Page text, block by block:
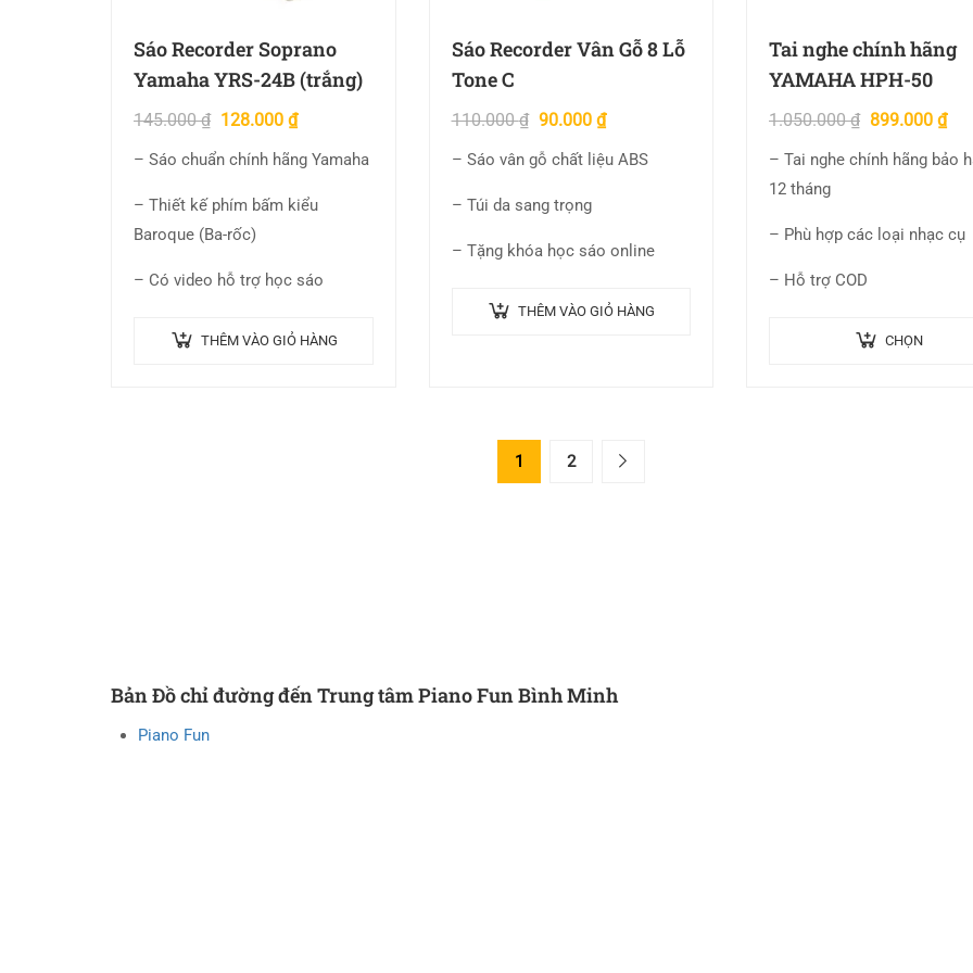
Sáo Recorder Soprano
Yamaha YRS-24B (trắng)
145.000₫ 128.000 ₫
– Sáo chuẩn chính hãng Yamaha
– Thiết kế phím bấm kiểu
Baroque (Ba-rốc)
– Có video hỗ trợ học sáo
THÊM VÀO GIỎ HÀNG
Sáo Recorder Vân Gỗ 8 Lỗ
Tone C
110.000₫ 90.000 ₫
– Sáo vân gỗ chất liệu ABS
– Túi da sang trọng
– Tặng khóa học sáo online
THÊM VÀO GIỎ HÀNG
Tai nghe chính hãng
YAMAHA HPH-50
1.050.000₫ 899.000 ₫
– Tai nghe chính hãng bảo
12 tháng
– Phù hợp các loại nhạc cụ
– Hỗ trợ COD
CHỌN
1 2
Bản Đồ chỉ đường đến Trung tâm Piano Fun Bình Minh
Piano Fun